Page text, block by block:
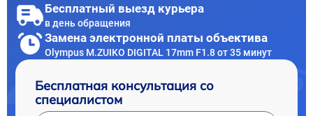
Бесплатный выезд курьера
в день обращения
Замена электронной платы объектива
Olympus M.ZUIKO DIGITAL 17mm F1.8 от 35 минут
Бесплатная консультация со
специалистом